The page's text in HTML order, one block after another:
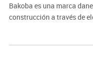
Bakoba es una marca
construcción a través de